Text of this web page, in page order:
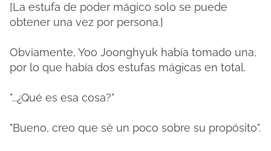
[La estufa de poder mágico solo se puede
obtener una vez por persona.]
Obviamente, Yoo Joonghyuk había tomado una,
por lo que había dos estufas mágicas en total.
"...¿Qué es esa cosa?"
"Bueno, creo que sé un poco sobre su propósito".